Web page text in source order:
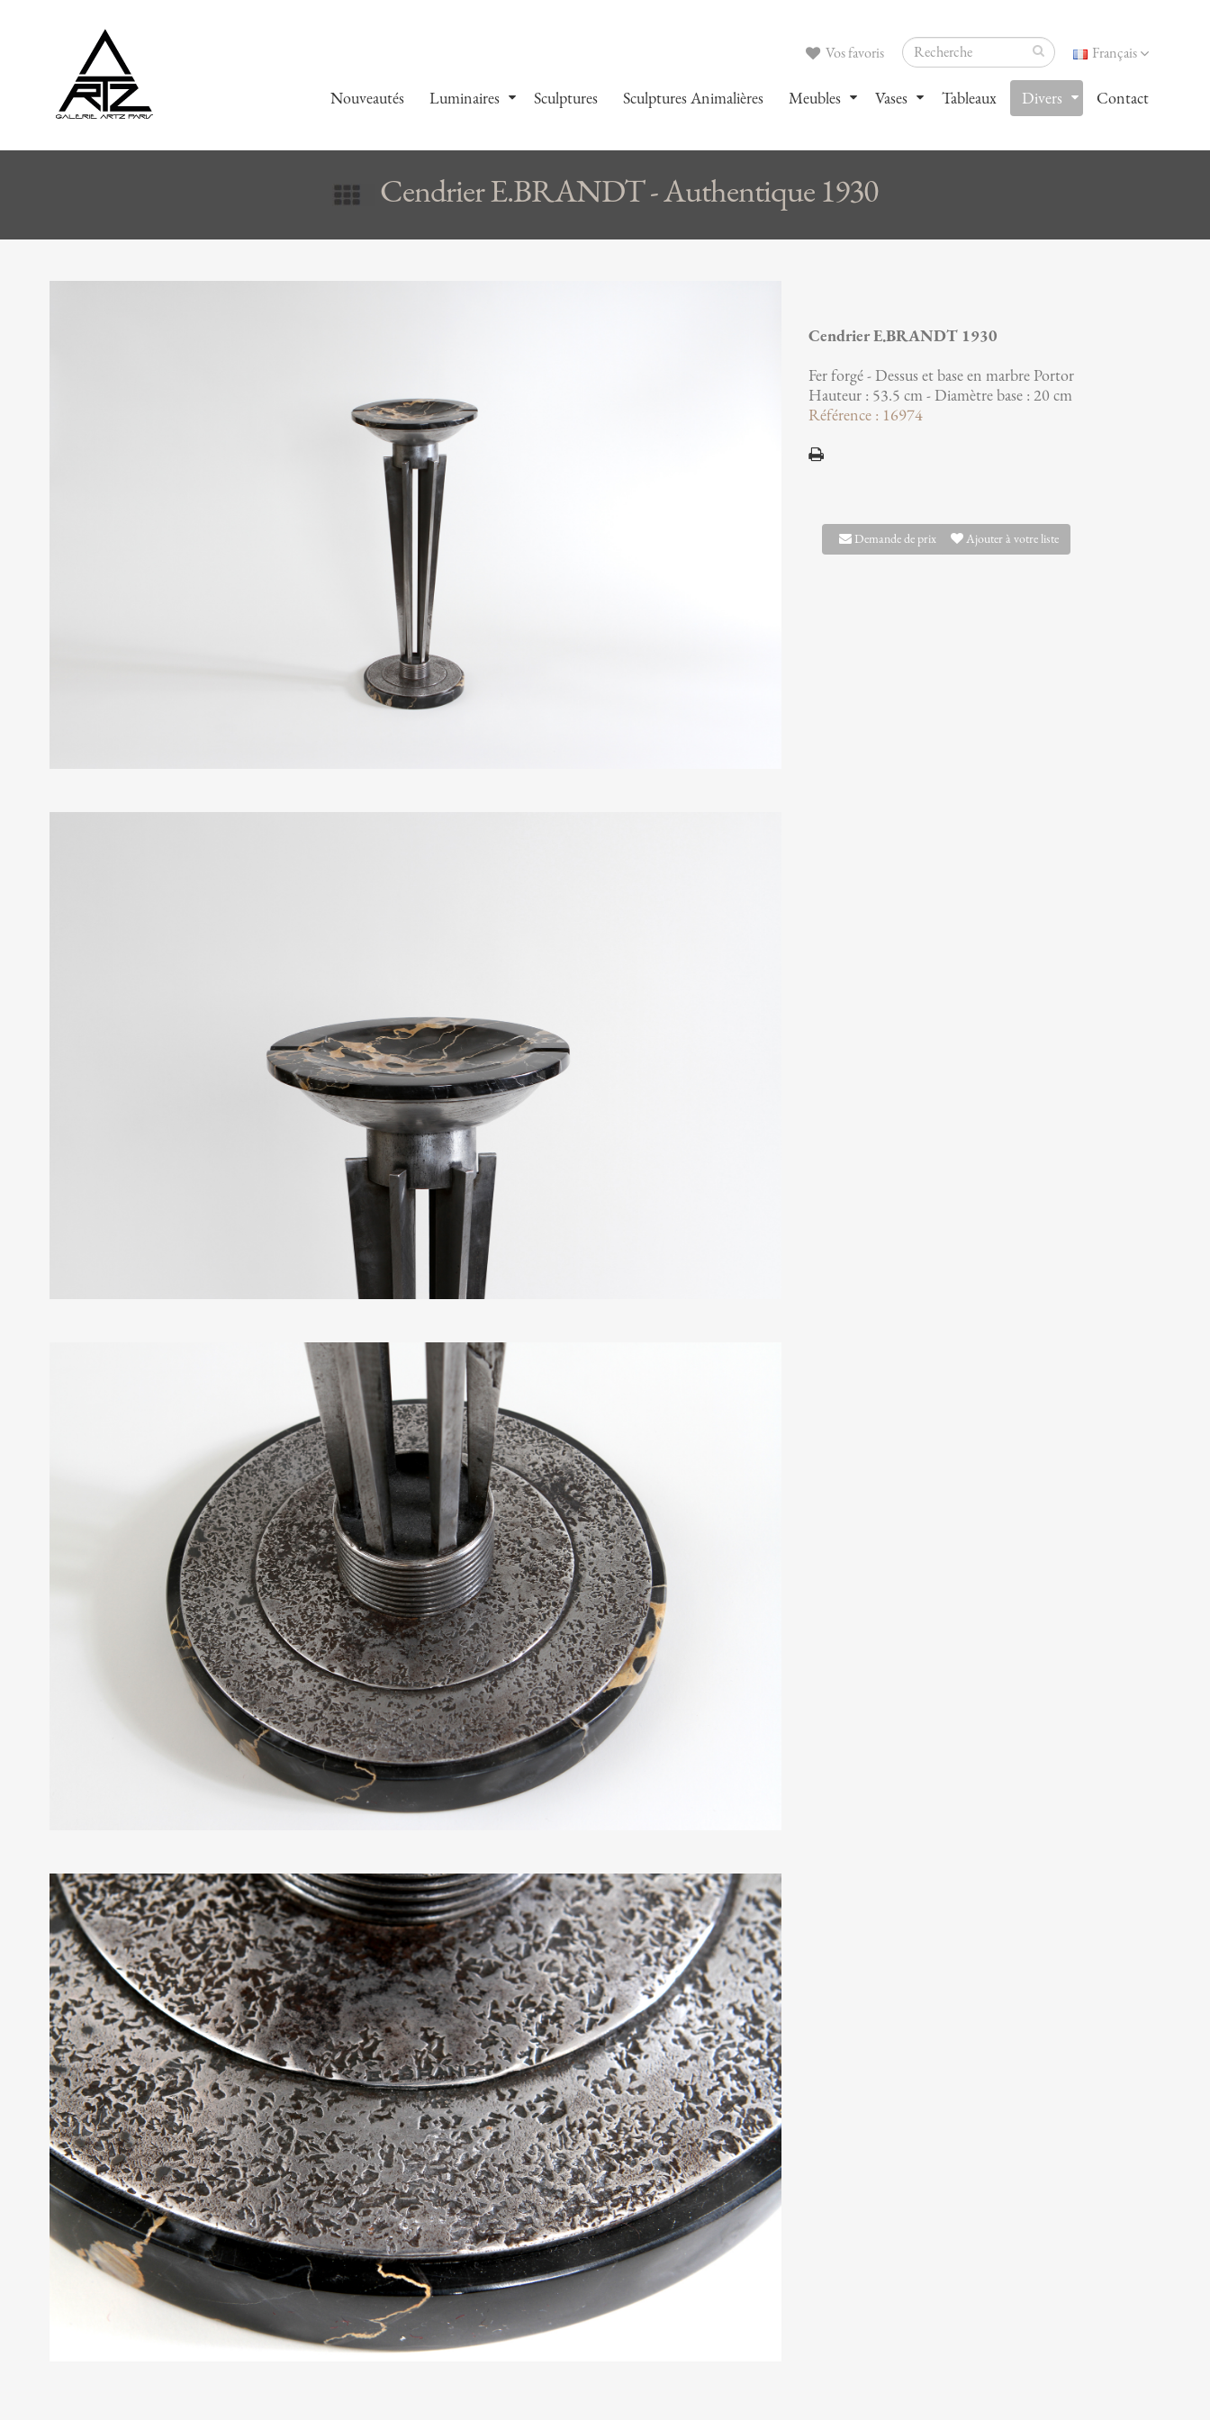
Français
Vos favoris
Nouveautés Luminaires Sculptures Sculptures Animalières Meubles Vases Tableaux Divers Contact
Cendrier E.BRANDT - Authentique 1930
Cendrier E.BRANDT 1930
Fer forgé - Dessus et base en marbre Portor
Hauteur : 53.5 cm - Diamètre base : 20 cm
Référence : 16974
Demande de prix Ajouter à votre liste